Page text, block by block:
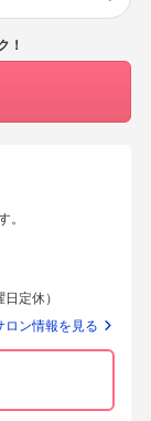
！
。
定休）
ロン情報を見る